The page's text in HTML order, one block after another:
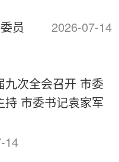
员
2026-07-14
九次全会召开 市委
持 市委书记袁家军
14